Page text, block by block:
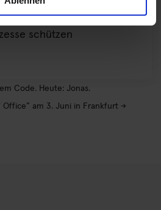
Daten durch
schützen
Code. Heute: Jonas.
Office” am 3. Juni in Frankfurt →